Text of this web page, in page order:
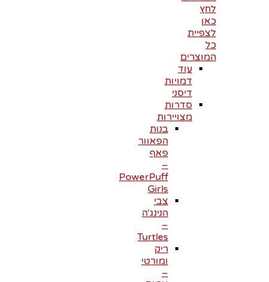
לחץ
כאן
לצפיית
כל
המוצרים
עוד
דמויות
דיסני
סדרות
מצויירות
בנות
הפאוור
פאף
–
PowerPuff
Girls
צבי
הנינג'ה
–
Turtles
ריק
ומורטי
–